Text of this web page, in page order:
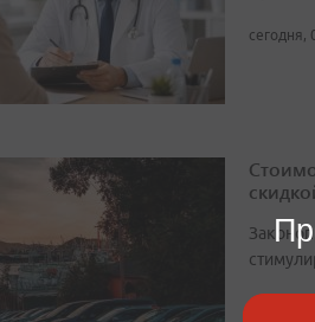
сегодня,
сегодня,